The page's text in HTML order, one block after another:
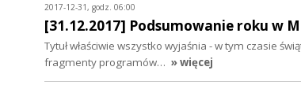
2017-12-31, godz. 06:00
[31.12.2017] Podsumowanie roku w
Tytuł właściwie wszystko wyjaśnia - w tym czasie
fragmenty programów… » więcej